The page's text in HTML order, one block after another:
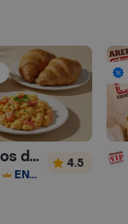
Desayunos de la Abuela
ENVÍO GRATIS
4.5